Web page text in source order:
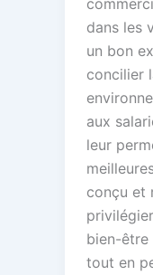
dans les
un bon
concilier
aux
leur
conçu et
bien-être
tout en